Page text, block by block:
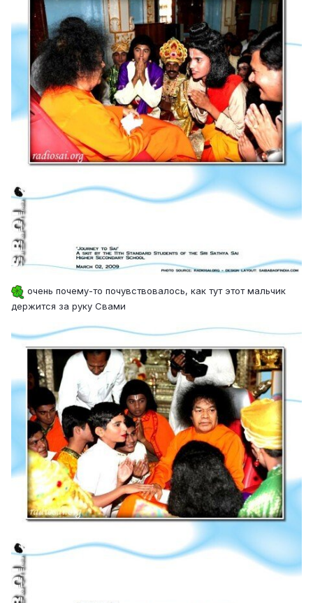
очень почему-то почувствовалось, как тут этот мальчик
держится за руку Свами